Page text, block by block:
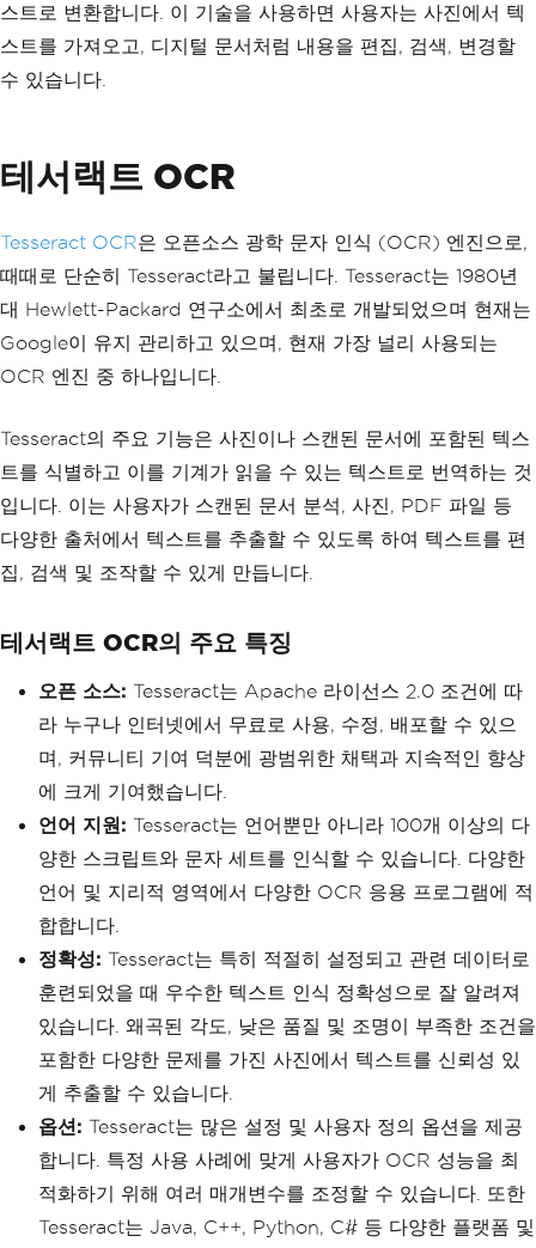
스트로 변환합니다. 이 기술을 사용하면 사용자는 사진에서 텍
스트를 가져오고, 디지털 문서처럼 내용을 편집, 검색, 변경할
수 있습니다.
테서랙트 OCR
Tesseract OCR은 오픈소스 광학 문자 인식 (OCR) 엔진으로,
때때로 단순히 Tesseract라고 불립니다. Tesseract는 1980년
대 Hewlett-Packard 연구소에서 최초로 개발되었으며 현재는
Google이 유지 관리하고 있으며, 현재 가장 널리 사용되는
OCR 엔진 중 하나입니다.
Tesseract의 주요 기능은 사진이나 스캔된 문서에 포함된 텍스
트를 식별하고 이를 기계가 읽을 수 있는 텍스트로 번역하는 것
입니다. 이는 사용자가 스캔된 문서 분석, 사진, PDF 파일 등
다양한 출처에서 텍스트를 추출할 수 있도록 하여 텍스트를 편
집, 검색 및 조작할 수 있게 만듭니다.
테서랙트 OCR의 주요 특징
오픈 소스: Tesseract는 Apache 라이선스 2.0 조건에 따
라 누구나 인터넷에서 무료로 사용, 수정, 배포할 수 있으
며, 커뮤니티 기여 덕분에 광범위한 채택과 지속적인 향상
에 크게 기여했습니다.
언어 지원: Tesseract는 언어뿐만 아니라 100개 이상의 다
양한 스크립트와 문자 세트를 인식할 수 있습니다. 다양한
언어 및 지리적 영역에서 다양한 OCR 응용 프로그램에 적
합합니다.
정확성: Tesseract는 특히 적절히 설정되고 관련 데이터로
훈련되었을 때 우수한 텍스트 인식 정확성으로 잘 알려져
있습니다. 왜곡된 각도, 낮은 품질 및 조명이 부족한 조건을
포함한 다양한 문제를 가진 사진에서 텍스트를 신뢰성 있
게 추출할 수 있습니다.
옵션: Tesseract는 많은 설정 및 사용자 정의 옵션을 제공
합니다. 특정 사용 사례에 맞게 사용자가 OCR 성능을 최
적화하기 위해 여러 매개변수를 조정할 수 있습니다. 또한
Tesseract는 Java, C++, Python, C# 등 다양한 플랫폼 및